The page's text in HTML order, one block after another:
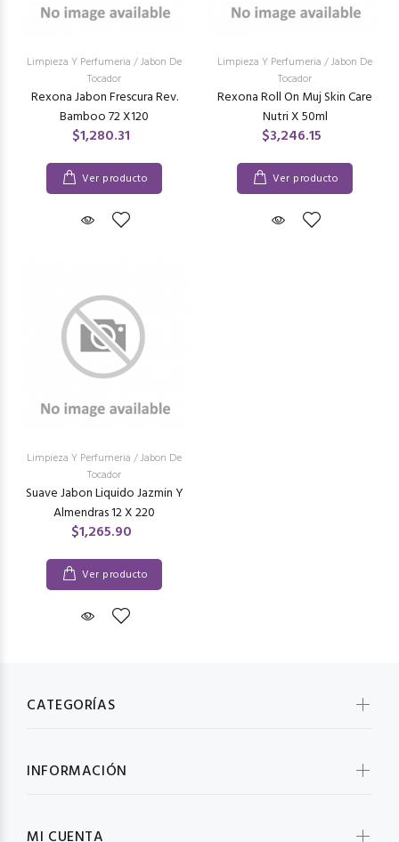
Limpieza Y Perfumeria /Jabon De
Tocador
Rexona Jabon Frescura Rev.
Bamboo 72 X120
$1,280.31
Ver producto
Limpieza Y Perfumeria /Jabon De
Tocador
Rexona Roll On Muj Skin Care
Nutri X 50ml
$3,246.15
Ver producto
Limpieza Y Perfumeria /Jabon De
Tocador
Suave Jabon Liquido Jazmin Y
Almendras 12 X 220
$1,265.90
Ver producto
CATEGORÍAS
INFORMACIÓN